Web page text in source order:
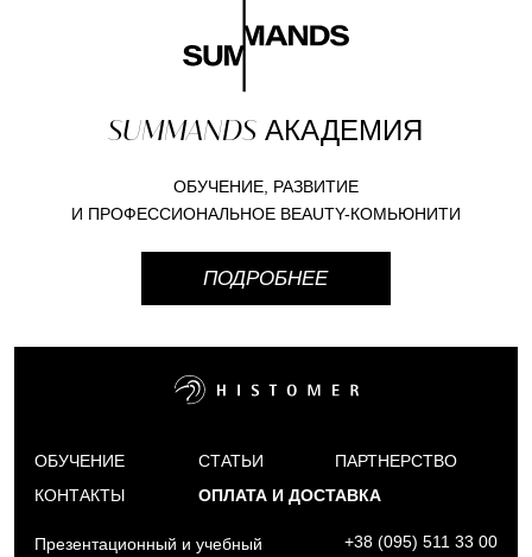
SUMMANDS АКАДЕМИЯ
ОБУЧЕНИЕ, РАЗВИТИЕ
И ПРОФЕССИОНАЛЬНОЕ BEAUTY-КОМЬЮНИТИ
ПОДРОБНЕЕ
ОБУЧЕНИЕ
КОНТАКТЫ
СТАТЬИ
ПАРТНЕРСТВО
ОПЛАТА И ДОСТАВКА
Презентационный и учебный
+38 (095) 511 33 00